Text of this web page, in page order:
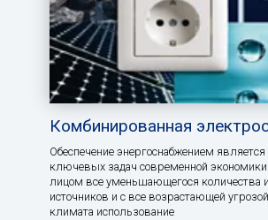
Комбинированная
Обеспечение энергоснабжением является
ключевых задач современной
лицом все уменьшающегося количества
источников и с все возрастающей
климата использование